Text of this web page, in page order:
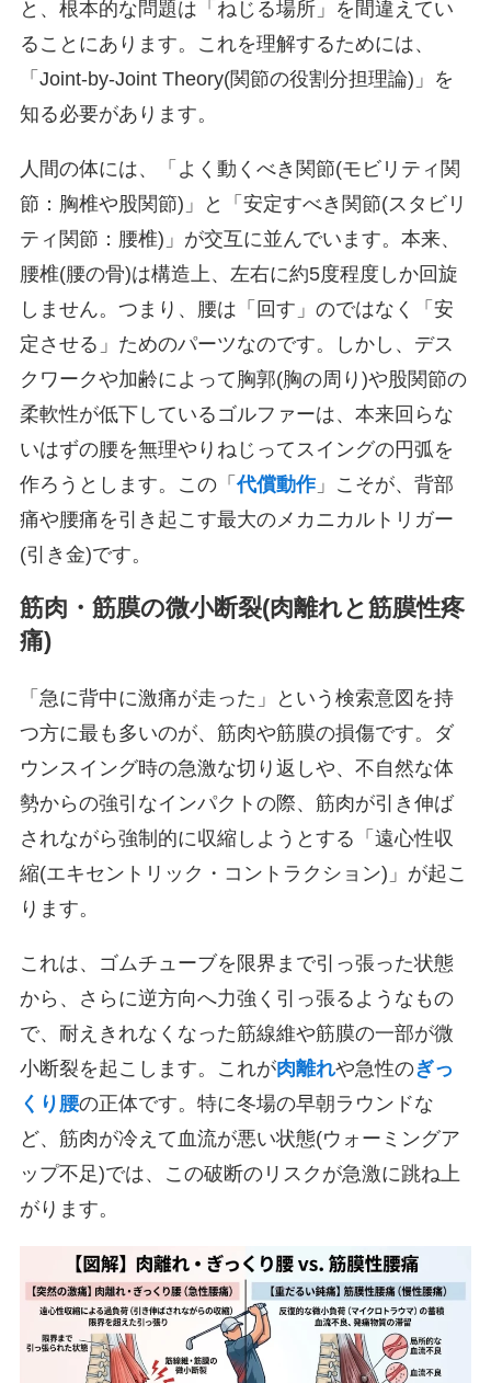
と、根本的な問題は「ねじる場所」を間違えてい
ることにあります。これを理解するためには、
「Joint-by-Joint Theory(関節の役割分担理論)」を
知る必要があります。
人間の体には、「よく動くべき関節(モビリティ関
節：胸椎や股関節)」と「安定すべき関節(スタビリ
ティ関節：腰椎)」が交互に並んでいます。本来、
腰椎(腰の骨)は構造上、左右に約5度程度しか回旋
しません。つまり、腰は「回す」のではなく「安
定させる」ためのパーツなのです。しかし、デス
クワークや加齢によって胸郭(胸の周り)や股関節の
柔軟性が低下しているゴルファーは、本来回らな
いはずの腰を無理やりねじってスイングの円弧を
作ろうとします。この「代償動作」こそが、背部
痛や腰痛を引き起こす最大のメカニカルトリガー
(引き金)です。
筋肉・筋膜の微小断裂(肉離れと筋膜性疼
痛)
「急に背中に激痛が走った」という検索意図を持
つ方に最も多いのが、筋肉や筋膜の損傷です。ダ
ウンスイング時の急激な切り返しや、不自然な体
勢からの強引なインパクトの際、筋肉が引き伸ば
されながら強制的に収縮しようとする「遠心性収
縮(エキセントリック・コントラクション)」が起こ
ります。
これは、ゴムチューブを限界まで引っ張った状態
から、さらに逆方向へ力強く引っ張るようなもの
で、耐えきれなくなった筋線維や筋膜の一部が微
小断裂を起こします。これが肉離れや急性のぎっ
くり腰の正体です。特に冬場の早朝ラウンドな
ど、筋肉が冷えて血流が悪い状態(ウォーミングア
ップ不足)では、この破断のリスクが急激に跳ね上
がります。